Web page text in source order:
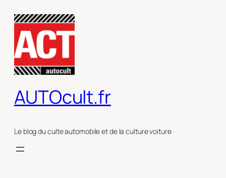
contenu
AUTOcult.fr
Le blog du culte automobile et de la culture voiture